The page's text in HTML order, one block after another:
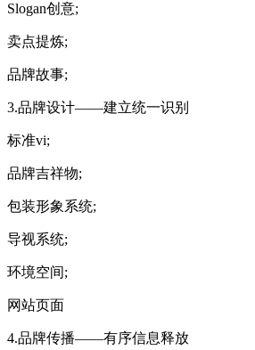
Slogan创意;
卖点提炼;
品牌故事;
3.品牌设计——建立统一识别
标准vi;
品牌吉祥物;
包装形象系统;
导视系统;
环境空间;
网站页面
4.品牌传播——有序信息释放